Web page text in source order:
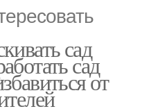
сад
сад
от